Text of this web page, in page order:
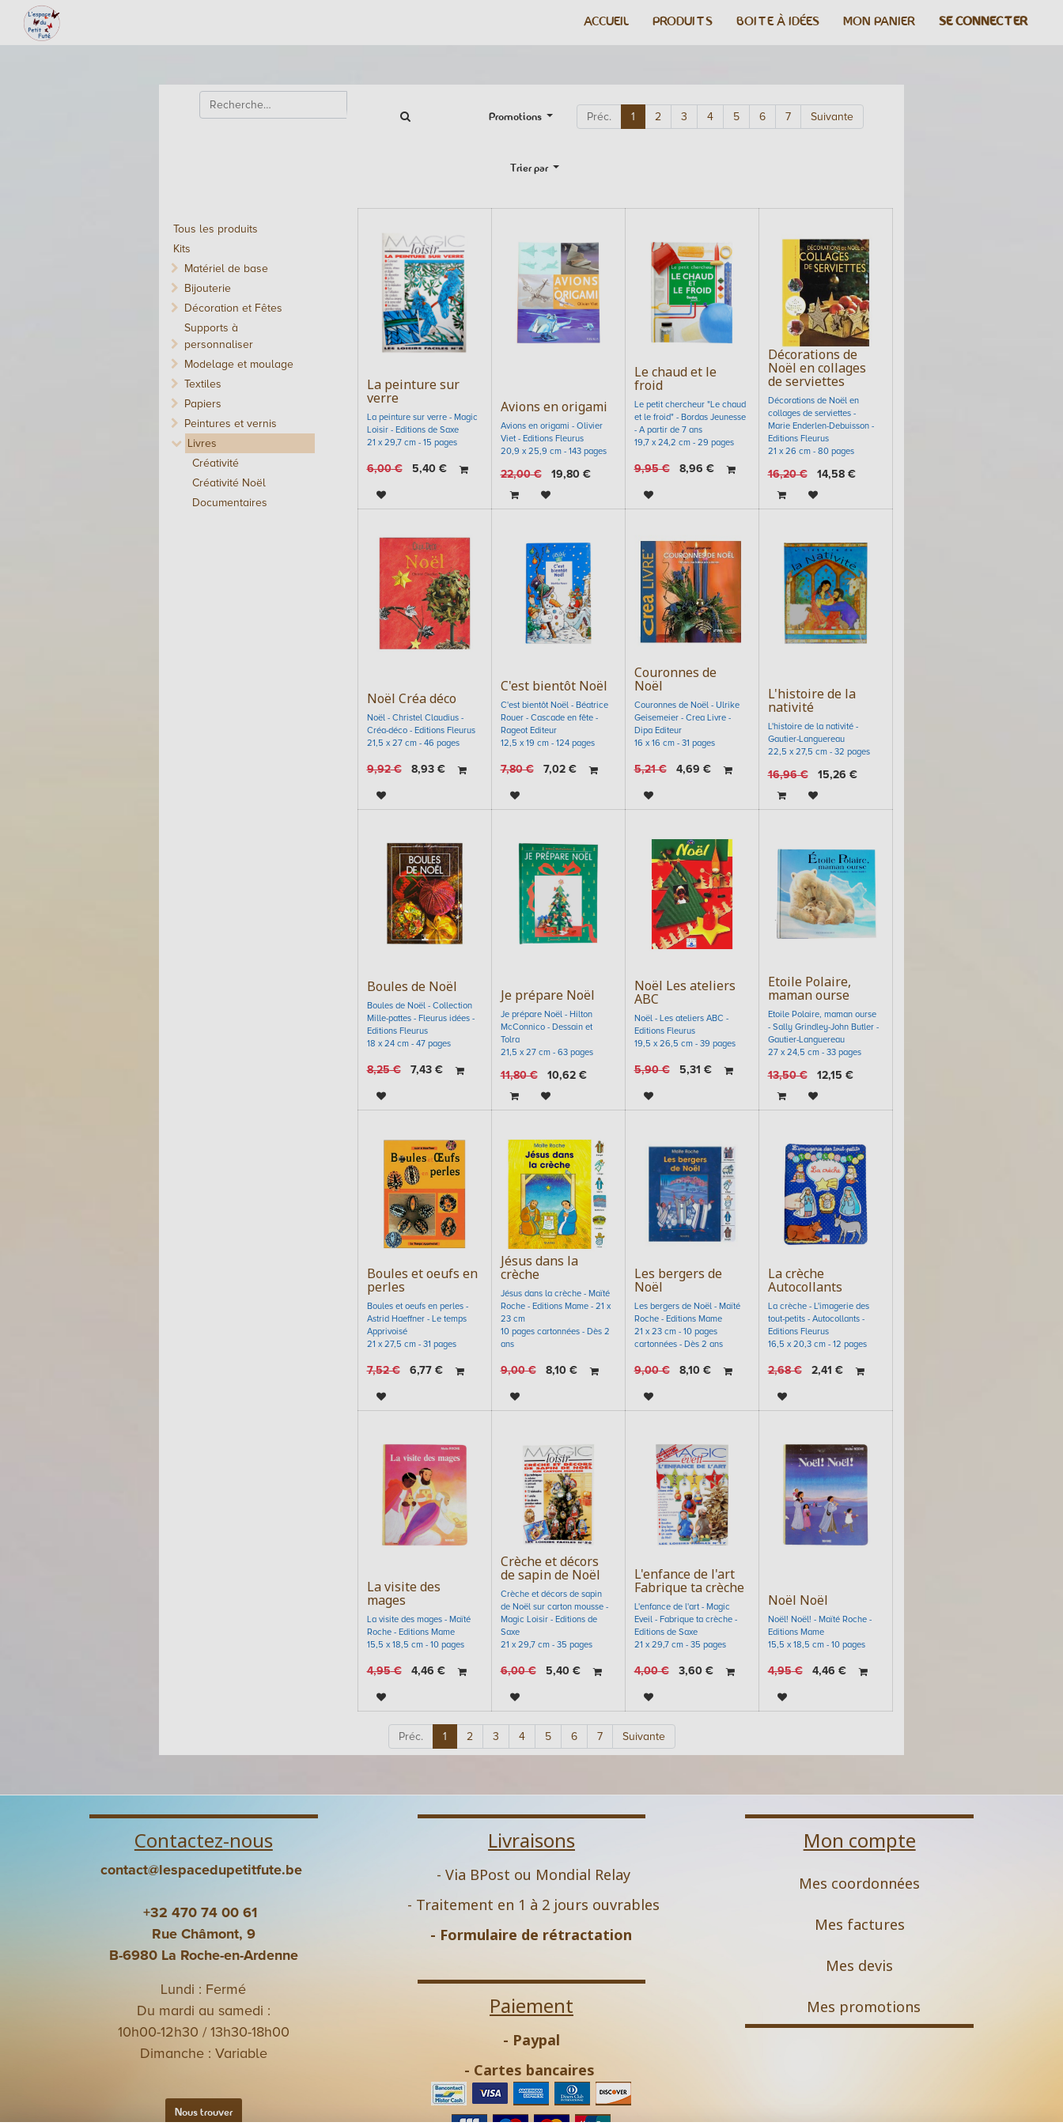
ACCUEIL PRODUITS BOITE À IDÉES MON PANIER SE CONNECTER
Promotions Préc. 1 2 3 4 5 6 7 Suivante
Trier par
Tous les produits
Kits
Matériel de base
Bijouterie
Décoration et Fêtes
Supports à
personnaliser
Modelage et moulage
Textiles
Papiers
Peintures et vernis
Livres
Créativité
Créativité Noël
Documentaires
La peinture sur
verre
La peinture sur verre - Magic
Loisir - Editions de Saxe
21 x 29,7 cm - 15 pages
6,00€ 5,40€
Avions en origami
Avions en origami - Olivier
Viet - Editions Fleurus
20,9 x 25,9 cm - 143 pages
22,00€ 19,80€
Le chaud et le
froid
Le petit chercheur "Le chaud
et le froid" - Bordas Jeunesse
- A partir de 7 ans
19,7 x 24,2 cm - 29 pages
9,95€ 8,96 €
Décorations de
Noël en collages
de serviettes
Décorations de Noël en
collages de serviettes -
Marie Enderlen-Debuisson -
Editions Fleurus
21 x 26 cm - 80 pages
16,20€ 14,58€
Noël Créa déco
Noël - Christel Claudius -
Créa-déco - Editions Fleurus
21,5 x 27 cm - 46 pages
9,92€ 8,93€
C'est bientôt Noël
C'est bientôt Noël - Béatrice
Rouer - Cascade en fête -
Rageot Editeur
12,5 x 19 cm - 124 pages
7,80€ 7,02€
Couronnes de
Noël
Couronnes de Noël - Ulrike
Geisemeier - Crea Livre -
Dipa Editeur
16 x 16 cm - 31 pages
5,21€ 4,69 €
L'histoire de la
nativité
L'histoire de la nativité -
Gautier-Languereau
22,5 x 27,5 cm - 32 pages
16,96€ 15,26 €
Boules de Noël
Boules de Noël - Collection
Mille-pattes - Fleurus idées -
Editions Fleurus
18 x 24 cm - 47 pages
8,25€ 7,43€
Je prépare Noël
Je prépare Noël - Hilton
McConnico - Dessain et
Tolra
21,5 x 27 cm - 63 pages
11,80€ 10,62€
Noël Les ateliers
ABC
Noël - Les ateliers ABC -
Editions Fleurus
19,5 x 26,5 cm - 39 pages
5,90€ 5,31 €
Etoile Polaire,
maman ourse
Etoile Polaire, maman ourse
- Sally Grindley-John Butler -
Gautier-Languereau
27 x 24,5 cm - 33 pages
13,50€ 12,15 €
Boules et oeufs en
perles
Boules et oeufs en perles -
Astrid Haeffner - Le temps
Apprivoisé
21 x 27,5 cm - 31 pages
7,52€ 6,77€
Jésus dans la
crèche
Jésus dans la crèche - Maïté
Roche - Editions Mame - 21 x
23 cm
10 pages cartonnées - Dès 2
ans
9,00€ 8,10€
Les bergers de
Noël
Les bergers de Noël - Maïté
Roche - Editions Mame
21 x 23 cm - 10 pages
cartonnées - Dès 2 ans
9,00€ 8,10€
La crèche
Autocollants
La crèche - L'imagerie des
tout-petits - Autocollants -
Editions Fleurus
16,5 x 20,3 cm - 12 pages
2,68€ 2,41 €
La visite des
mages
La visite des mages - Maïté
Roche - Editions Mame
15,5 x 18,5 cm - 10 pages
4,95€ 4,46 €
Crèche et décors
de sapin de Noël
Crèche et décors de sapin
de Noël sur carton mousse -
Magic Loisir - Editions de
Saxe
21 x 29,7 cm - 35 pages
6,00€ 5,40€
L'enfance de l'art
Fabrique ta crèche
L'enfance de l'art - Magic
Eveil - Fabrique ta crèche -
Editions de Saxe
21 x 29,7 cm - 35 pages
4,00€ 3,60€
Noël Noël
Noël! Noël! - Maïté Roche -
Editions Mame
15,5 x 18,5 cm - 10 pages
4,95€ 4,46 €
Préc. 1 2 3 4 5 6 7 Suivante
Contactez-nous
contact@lespacedupetitfute.be
+32 470 74 00 61
Rue Châmont, 9
B-6980 La Roche-en-Ardenne
Lundi : Fermé
Du mardi au samedi :
10h00-12h30 / 13h30-18h00
Dimanche : Variable
Nous trouver
Livraisons
- Via BPost ou Mondial Relay
- Traitement en 1 à 2 jours ouvrables
- Formulaire de rétractation
Paiement
- Paypal
- Cartes bancaires
Mon compte
Mes coordonnées
Mes factures
Mes devis
Mes promotions